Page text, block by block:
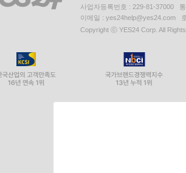
사업자등록번호 : 229-81-37000
이메일 : yes24help@yes24.com
Copyright ⓒ YES24 Corp. All